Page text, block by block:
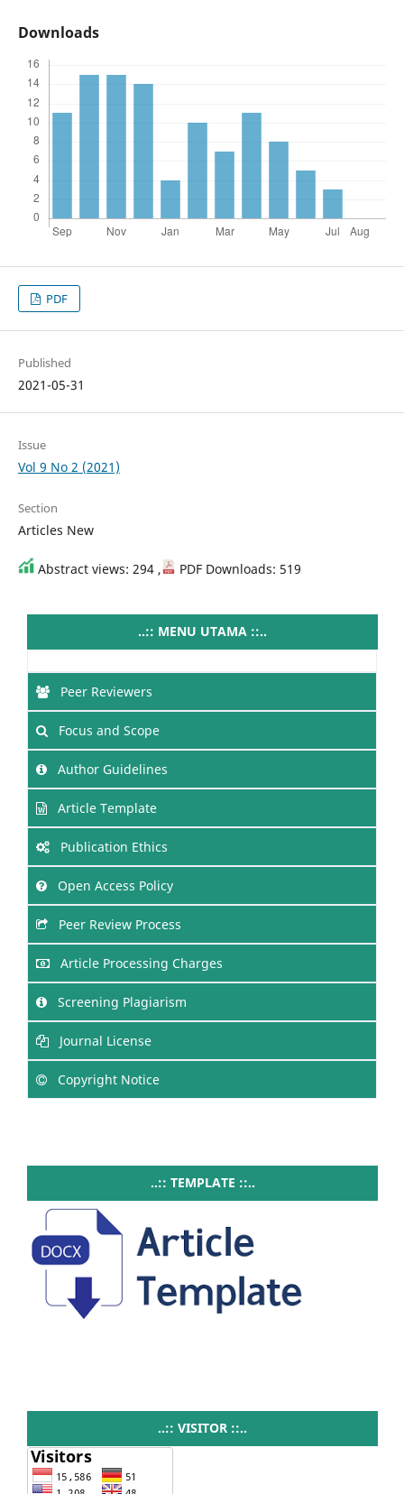
Downloads
PDF
Published
2021-05-31
Issue
Vol 9 No 2 (2021)
Section
Articles New
Abstract views: 294 , PDF Downloads: 519
..:: MENU UTAMA ::..
Peer Reviewers
Focus and Scope
Author Guidelines
Article Template
Publication Ethics
Open Access Policy
Peer Review Process
Article Processing Charges
Screening Plagiarism
Journal License
Copyright Notice
..:: TEMPLATE ::..
..:: VISITOR ::..